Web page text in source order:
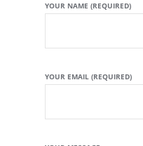
YOUR NAME (REQUIRED)
YOUR EMAIL (REQUIRED)